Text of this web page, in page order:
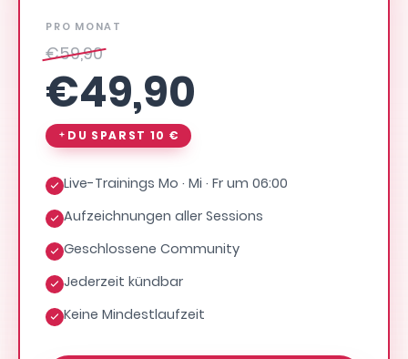
PRO MONAT
€59,90
€49,90
DU SPARST 10 €
Live-Trainings Mo · Mi · Fr um 06:00
Aufzeichnungen aller Sessions
Geschlossene Community
Jederzeit kündbar
Keine Mindestlaufzeit